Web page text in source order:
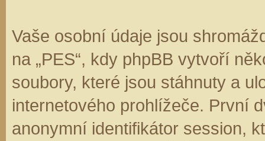
Vaše osobní údaje jsou
na „PES“, kdy phpBB vytvoří
soubory, které jsou stáhnuty a
internetového prohlížeče. První
anonymní identifikátor session,